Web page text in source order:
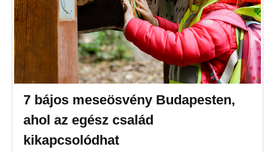
7 bájos meseösvény Budapesten,
ahol az egész család
kikapcsolódhat